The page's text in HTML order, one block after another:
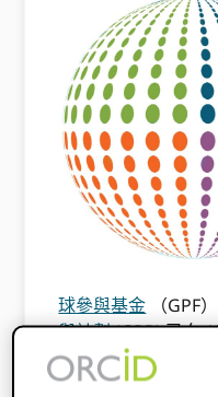
球參與基金 （GPF
與計劃(GPP) 已向
理解並鼓勵採用
的國家。自 2022 年